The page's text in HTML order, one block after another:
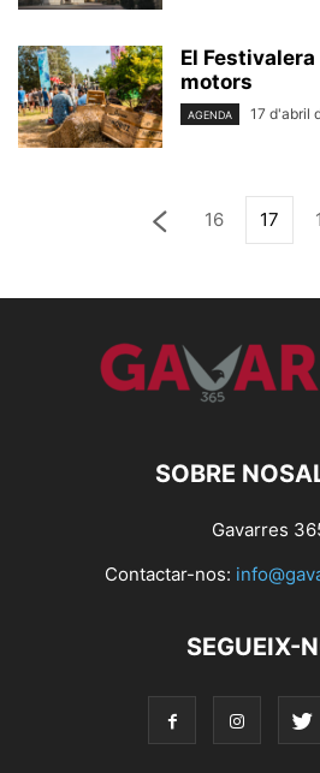
El
motors
AGENDA 17 d'abril
16 17
SOBRE
Gavarres
Contactar-nos:
SEGUEIX-